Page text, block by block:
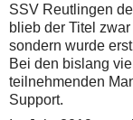
SSV Reutlingen
blieb der Titel
sondern wurde
Bei den bislang
teilnehmenden
Support.